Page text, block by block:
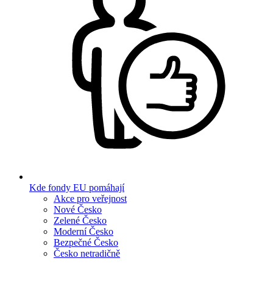
Kde fondy EU pomáhají
Akce pro veřejnost
Nové Česko
Zelené Česko
Moderní Česko
Bezpečné Česko
Česko netradičně